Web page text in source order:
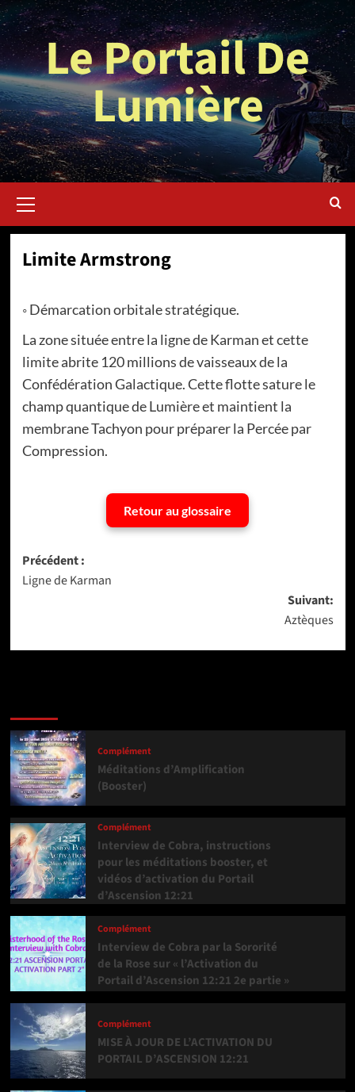
Aller
au
contenuLe Portail De
Lumière
principal
Limite Armstrong
◦ Démarcation orbitale stratégique.
La zone située entre la ligne de Karman et cette
limite abrite 120 millions de vaisseaux de la
Confédération Galactique. Cette flotte sature le
champ quantique de Lumière et maintient la
membrane Tachyon pour préparer la Percée par
Compression.
Retour au glossaire
Navigation
d’article
Précédent :
Ligne de Karman
Suivant:
Aztèques
Complément
Méditations d’Amplification
(Booster)
Complément
Interview de Cobra, instructions
pour les méditations booster, et
vidéos d’activation du Portail
d’Ascension 12:21
Complément
Interview de Cobra par la Sororité
de la Rose sur « l’Activation du
Portail d’Ascension 12:21 2e partie »
Complément
MISE À JOUR DE L’ACTIVATION DU
PORTAIL D’ASCENSION 12:21